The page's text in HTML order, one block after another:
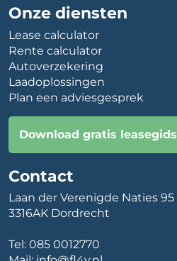
Onze diensten
Lease calculator
Rente calculator
Autoverzekering
Laadoplossingen
Plan een adviesgesprek
Download gratis leasegids
Contact
Laan der Verenigde Naties 95
3316AK Dordrecht
Tel: 085 0012770